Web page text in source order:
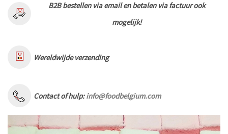
B2B bestellen via email en betalen via factuur ook
mogelijk!
Wereldwijde verzending
Contact of hulp:info@foodbelgium.com